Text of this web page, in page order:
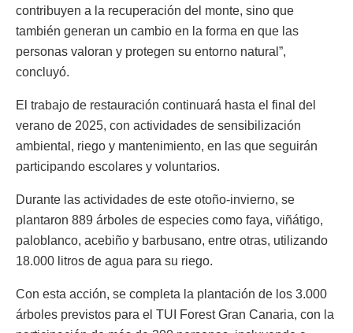
contribuyen a la recuperación del monte, sino que
también generan un cambio en la forma en que las
personas valoran y protegen su entorno natural”,
concluyó.
El trabajo de restauración continuará hasta el final del
verano de 2025, con actividades de sensibilización
ambiental, riego y mantenimiento, en las que seguirán
participando escolares y voluntarios.
Durante las actividades de este otoño-invierno, se
plantaron 889 árboles de especies como faya, viñátigo,
paloblanco, acebiño y barbusano, entre otras, utilizando
18.000 litros de agua para su riego.
Con esta acción, se completa la plantación de los 3.000
árboles previstos para el TUI Forest Gran Canaria, con la